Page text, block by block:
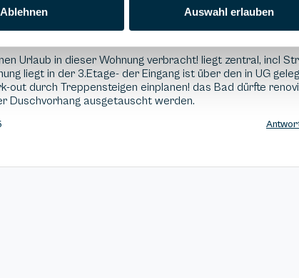
Ablehnen Auswahl erlauben
Urlaub in dieser Wohnung verbracht! liegt zentral, incl
liegt in der 3.Etage- der Eingang ist über den in UG
out durch Treppensteigen einplanen! das Bad dürfte
Duschvorhang ausgetauscht werden.